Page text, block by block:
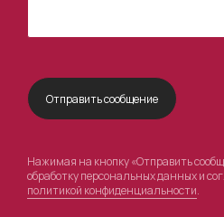
Нажимая на кнопку «Отправить
обработку персональных данных и
политикой конфиденциальности.